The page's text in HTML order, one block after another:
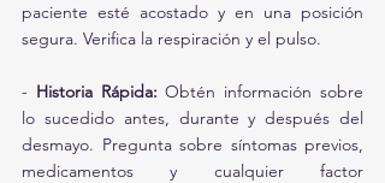
paciente esté acostado y en una posición
segura. Verifica la respiración y el pulso.
- Historia Rápida: Obtén información sobre
lo sucedido antes, durante y después del
desmayo. Pregunta sobre síntomas previos,
medicamentos y cualquier factor